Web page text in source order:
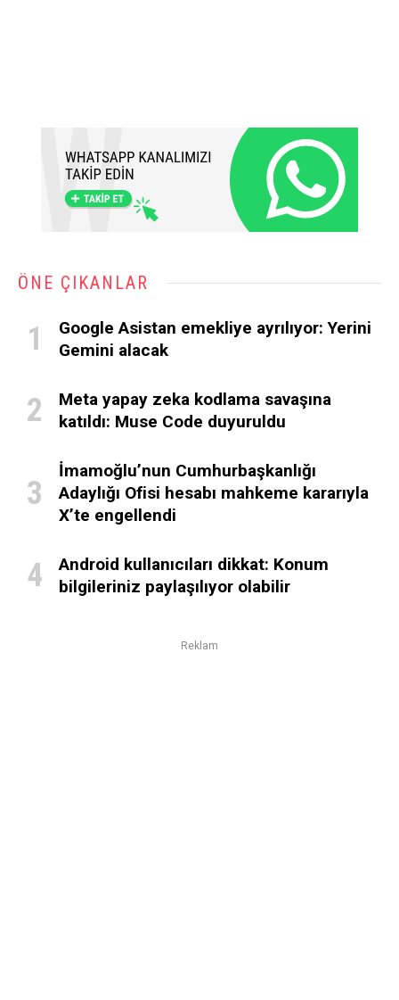
ÖNE ÇIKANLAR
Google Asistan emekliye ayrılıyor: Yerini
Gemini alacak
Meta yapay zeka kodlama savaşına
katıldı: Muse Code duyuruldu
İmamoğlu’nun Cumhurbaşkanlığı
Adaylığı Ofisi hesabı mahkeme kararıyla
X’te engellendi
Android kullanıcıları dikkat: Konum
bilgileriniz paylaşılıyor olabilir
Reklam